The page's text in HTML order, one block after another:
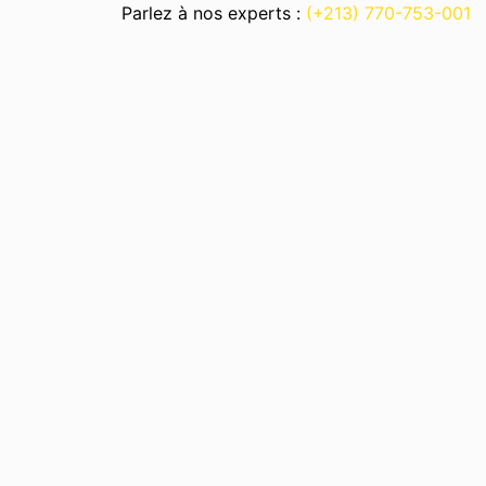
Parlez à nos experts : (+213) 770-753-001